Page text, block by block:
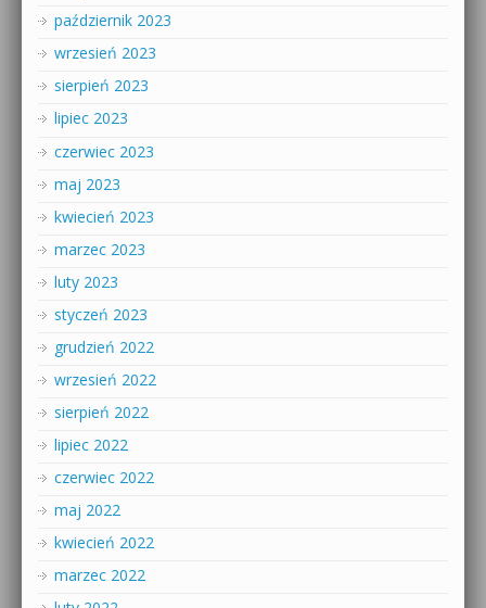
październik 2023
wrzesień 2023
sierpień 2023
lipiec 2023
czerwiec 2023
maj 2023
kwiecień 2023
marzec 2023
luty 2023
styczeń 2023
grudzień 2022
wrzesień 2022
sierpień 2022
lipiec 2022
czerwiec 2022
maj 2022
kwiecień 2022
marzec 2022